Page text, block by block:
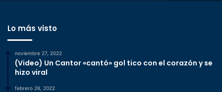
Lo más visto
noviembre 27, 2022
(Video) Un Cantor «cantó» gol tico con el corazón y se
hizo viral
febrero 26, 2022